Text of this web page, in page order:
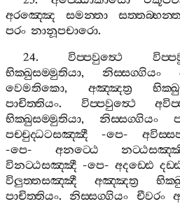
අරඤ‍්ඤෙ
සමන‍්තා
පරං නානූපචාරො.
24.විප‍්පවුත්‍ථෙ
භික‍්ඛුසම‍්මුතියා, නිස‍්සග‍්ගියං
වෙමතිකො, අඤ‍්ඤත්‍ර
පාචිත‍්තියං. විප‍්පවුත්‍ථෙ
භික‍්ඛුසම‍්මුතියා, නිස‍්සග‍්ගියං
පච‍්චුද‍්ධටසඤ‍්ඤී -පෙ-
-පෙ- අනට‍්ඨෙ
විනට‍්ඨසඤ‍්ඤී -පෙ- අදඩ‍්ඪෙ
විලුත‍්තසඤ‍්ඤී
අඤ‍්ඤත්‍ර
පාචිත‍්තියං.නිස‍්සග‍්ගියං චීවරං